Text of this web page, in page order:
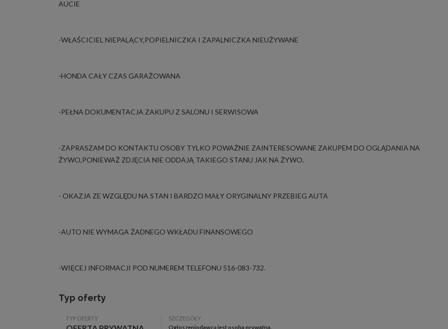
AUCIE
-WŁAŚCICIEL NIEPALĄCY,POPIELNICZKA I ZAPALNICZKA NIEUŻYWANE
-HONDA CAŁY CZAS GARAŻOWANA
-PEŁNA DOKUMENTACJA ZAKUPU Z SALONU I SERWISOWA
-ZAPRASZAM DO KONTAKTU OSOBY TYLKO POWAŻNIE ZAINTERESOWANE ZAKUPEM DO OGLĄDANIA NA
ŻYWO,PONIEWAŻ ZDJĘCIA NIE ODDAJĄ TAKIEGO STANU JAK NA ŻYWO.
- OKAZJA ZE WZGLĘDU NA STAN I BARDZO MAŁY ORYGINALNY PRZEBIEG AUTA
-AUTO NIE WYMAGA ŻADNEGO WKŁADU FINANSOWEGO
-WIĘCEJ INFORMACJI POD NUMEREM TELEFONU 516-083-732.
Typ oferty
TYP OFERTY
SZCZEGÓŁY
Ogłoszeniodawcą jest osoba prywatna.